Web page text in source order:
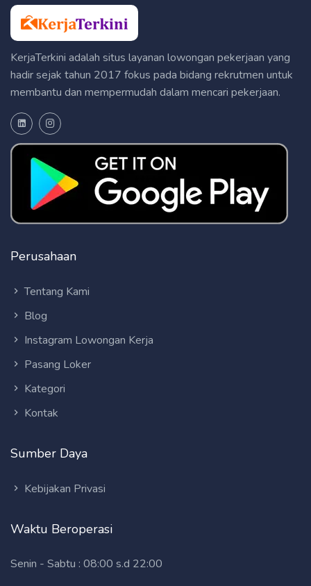
KerjaTerkini adalah situs layanan lowongan pekerjaan yang
hadir sejak tahun 2017 fokus pada bidang rekrutmen untuk
membantu dan mempermudah dalam mencari pekerjaan.
Perusahaan
Tentang Kami
Blog
Instagram Lowongan Kerja
Pasang Loker
Kategori
Kontak
Sumber Daya
Kebijakan Privasi
Waktu Beroperasi
Senin - Sabtu : 08:00 s.d 22:00